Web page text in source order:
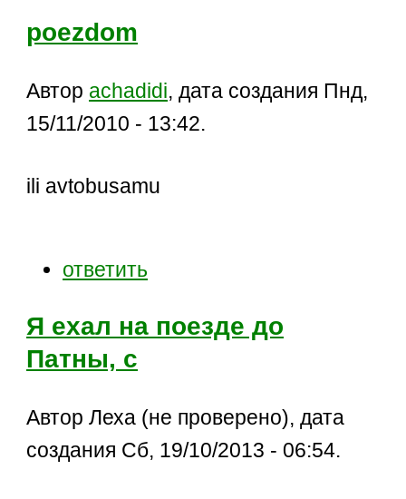
poezdom
Автор achadidi, дата создания Пнд,
15/11/2010 - 13:42.
ili avtobusamu
ответить
Я ехал на поезде до
Патны, с
Автор Леха (не проверено), дата
создания Сб, 19/10/2013 - 06:54.